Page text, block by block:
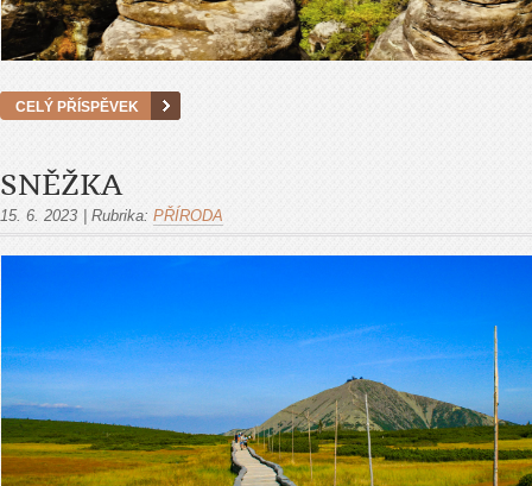
CELÝ PŘÍSPĚVEK
SNĚŽKA
15. 6. 2023 Rubrika: PŘÍRODA